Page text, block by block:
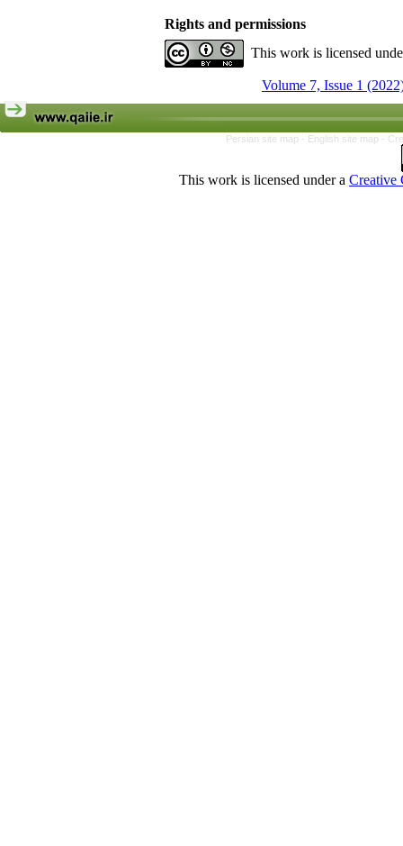
Rights and permissions
This work is licensed
Volume 7, Issue 1
Persian site map - English site map -
This work is licensed under a Creative